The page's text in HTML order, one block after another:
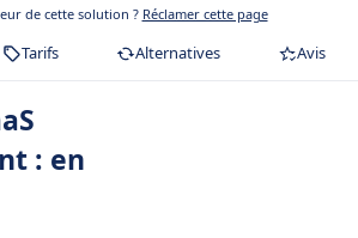
de cette solution ? Réclamer cette page
Tarifs Alternatives Avis
: en